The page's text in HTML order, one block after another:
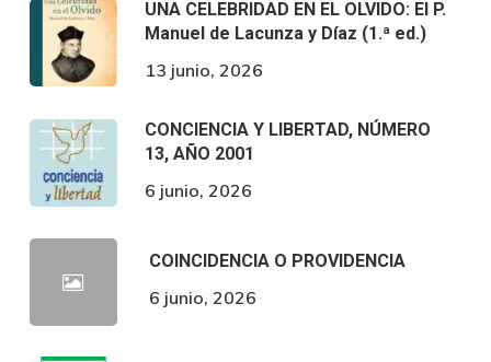
UNA CELEBRIDAD EN EL OLVIDO: El P.
Manuel de Lacunza y Díaz (1.ª ed.)
13 junio, 2026
CONCIENCIA Y LIBERTAD, NÚMERO
13, AÑO 2001
6 junio, 2026
COINCIDENCIA O PROVIDENCIA
6 junio, 2026